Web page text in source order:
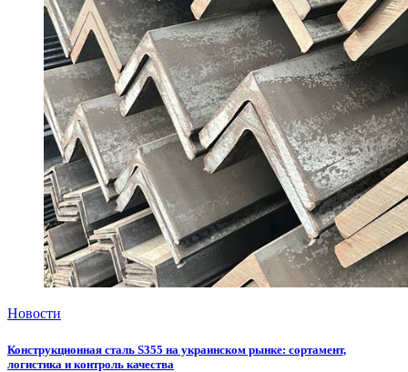
Новости
Конструкционная сталь S355 на украинском рынке: сортамент,
логистика и контроль качества